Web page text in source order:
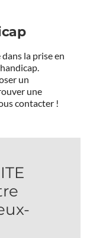
la prise en
un
une
contacter !